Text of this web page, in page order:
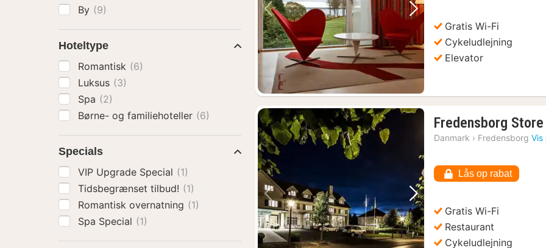
Forrige billede Næste billede
Gratis Wi-Fi
Cykeludlejning
Elevator
Forrige billede Næste billede
Fredensborg
Danmark › Fredensborg Vis
Lås op rabat
Gratis Wi-Fi
Restaurant
Cykeludlejning
By (9)
Hoteltype
Romantisk (6)
Luksus (3)
Spa (2)
Børne- og familiehoteller (6)
Specials
VIP Upgrade Special (1)
Tidsbegrænset tilbud! (1)
Romantisk overnatning (1)
Spa Special (1)